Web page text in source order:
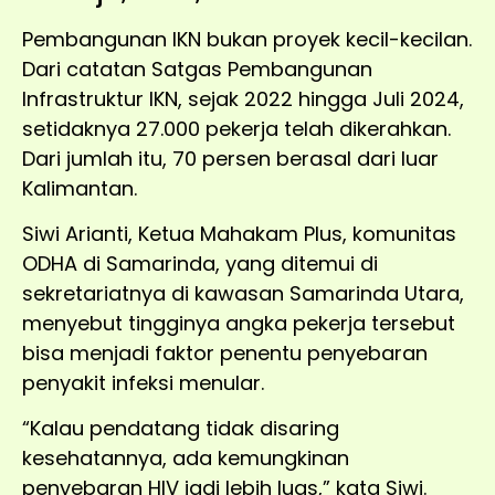
Pembangunan IKN bukan proyek kecil-kecilan.
Dari catatan Satgas Pembangunan
Infrastruktur IKN, sejak 2022 hingga Juli 2024,
setidaknya 27.000 pekerja telah dikerahkan.
Dari jumlah itu, 70 persen berasal dari luar
Kalimantan.
Siwi Arianti, Ketua Mahakam Plus, komunitas
ODHA di Samarinda, yang ditemui di
sekretariatnya di kawasan Samarinda Utara,
menyebut tingginya angka pekerja tersebut
bisa menjadi faktor penentu penyebaran
penyakit infeksi menular.
“Kalau pendatang tidak disaring
kesehatannya, ada kemungkinan
penyebaran HIV jadi lebih luas,” kata Siwi.